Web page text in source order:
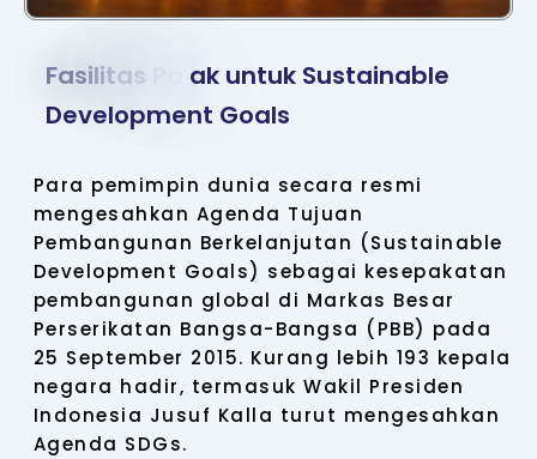
Fasilitas ak untuk Sustainable
Development Goals
Para pemimpin dunia secara resmi
mengesahkan Agenda Tujuan
Pembangunan Berkelanjutan (Sustainable
Development Goals) sebagai kesepakatan
pembangunan global di Markas Besar
Perserikatan Bangsa-Bangsa (PBB) pada
25 September 2015. Kurang lebih 193 kepala
negara hadir, termasuk Wakil Presiden
Indonesia Jusuf Kalla turut mengesahkan
Agenda SDGs.